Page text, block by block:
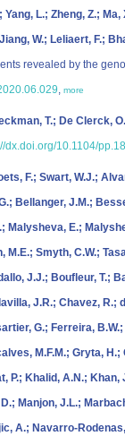
L.; Zheng, Z.;
W.; Leliaert, F.;
revealed by the
, more
T.; De Clerck, O.
dx.doi.org/10.1104/
F.; Swart, W.J.;
Bellanger, J.M.;
Malysheva, E.;
M.E.; Smyth, C.W.;
J.J.; Boufleur, T.;
J.R.; Chavez,
G.; Ferreira,
M.F.M.; Gryta,
P.; Khalid, A.N.;
Manjon, J.L.;
A.; Navarro-